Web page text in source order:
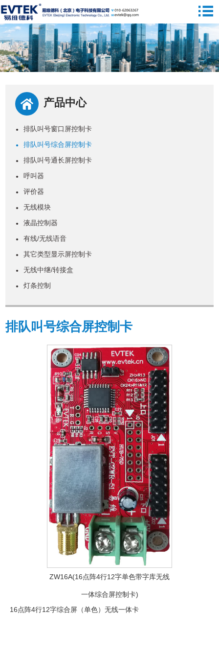
产品中心
● 排队叫号窗口屏控制卡
● 排队叫号综合屏控制卡
● 排队叫号通长屏控制卡
● 呼叫器
● 评价器
● 无线模块
● 液晶控制器
● 有线/无线语音
● 其它类型显示屏控制卡
● 无线中继/转接盒
● 灯条控制
排队叫号综合屏控制卡
ZW16A(16点阵4行12字单色带字库无线
一体综合屏控制卡)
16点阵4行12字综合屏（单色）无线一体卡